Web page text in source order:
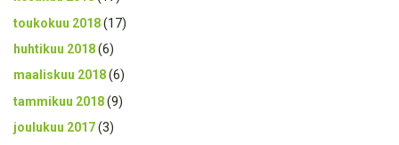
toukokuu 2018(17)
huhtikuu 2018(6)
maaliskuu 2018(6)
tammikuu 2018(9)
joulukuu 2017(3)